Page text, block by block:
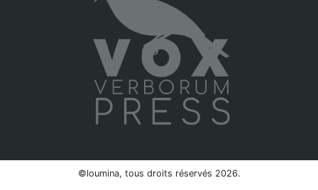
©loumina, tous droits réservés 2026.